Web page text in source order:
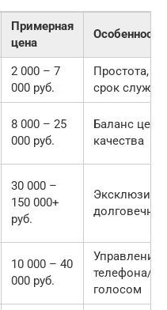
Примерная
цена
Особенности
2 000 – 7
000 руб.
Простота,
срок службы
8 000 – 25
000 руб.
Баланс
качества
30 000 –
150 000+
руб.
10 000 – 40
000 руб.
Управление
телефона/
голосом